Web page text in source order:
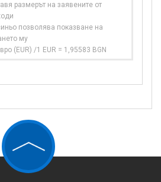
размерът на заявените от
позволява показване на
му
(EUR) /1 EUR = 1,95583 BGN